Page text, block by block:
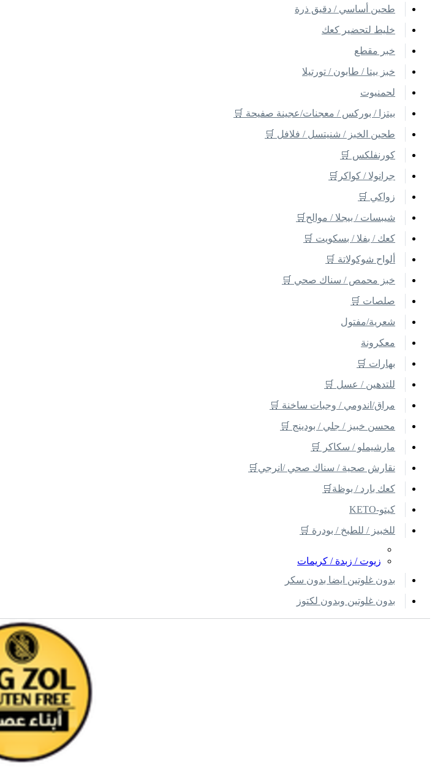
طحين أساسي / دقيق ذرة
خليط لتحضير كعك
خبر مقطع
خبز بيتا / طابون / تورتيلا
لحمنيوت
بيتزا / بوركس / معجنات/عجينة صفيحة 🛒
طحين الخبز / شنيتسل / فلافل 🛒
كورنفلكس 🛒
جرانولا / كواكر🛒
زواكي 🛒
شيبسات / بيجلا / موالح🛒
كعك / بفلا / بسكويت 🛒
ألواح شوكولاتة 🛒
خبز محمص / سناك صحي 🛒
صلصات 🛒
شعرية/مفتول
معكرونة
بهارات 🛒
للتدهين / عسل 🛒
مراق/اندومي / وجبات ساخنة 🛒
محسن خبيز / جلي / بودينج 🛒
مارشيملو / سكاكر 🛒
نقارش صحية / سناك صحي /انرجي🛒
كعك بارد / بوظة🛒
كيتو-KETO
للخبيز / للطبخ / بودرة 🛒
زيوت / زبدة / كريمات
بدون غلوتين ايضا بدون سكر
بدون غلوتين وبدون لكتوز